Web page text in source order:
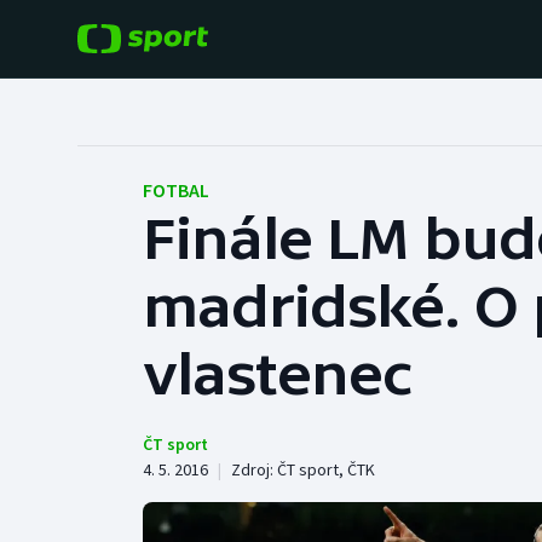
Hokej
Tenis
Atletika
Baseball a softbal
Basketbal
Biatlon
FOTBAL
Finále LM
madridské.
vlastenec
ČT sport
4. 5. 2016 | Zdroj: ČT sport, ČTK